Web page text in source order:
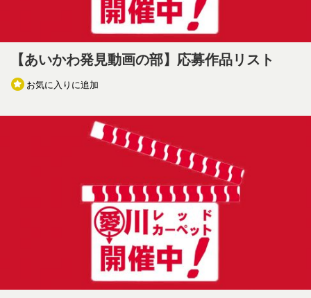
【あいかわ発見動画の部】応募作品リスト
お気に入りに追加